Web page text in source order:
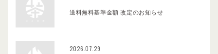
送料無料基準金額 改定のお知らせ
2026.07.29